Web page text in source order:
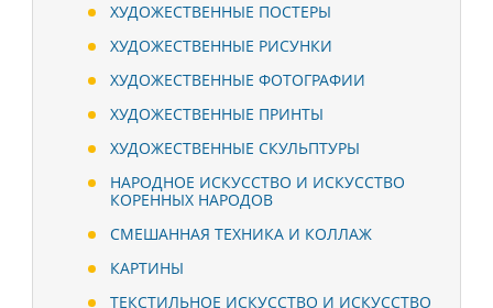
ХУДОЖЕСТВЕННЫЕ ПОСТЕРЫ
ХУДОЖЕСТВЕННЫЕ РИСУНКИ
ХУДОЖЕСТВЕННЫЕ ФОТОГРАФИИ
ХУДОЖЕСТВЕННЫЕ ПРИНТЫ
ХУДОЖЕСТВЕННЫЕ СКУЛЬПТУРЫ
НАРОДНОЕ ИСКУССТВО И ИСКУССТВО
КОРЕННЫХ НАРОДОВ
СМЕШАННАЯ ТЕХНИКА И КОЛЛАЖ
КАРТИНЫ
ТЕКСТИЛЬНОЕ ИСКУССТВО И ИСКУССТВО